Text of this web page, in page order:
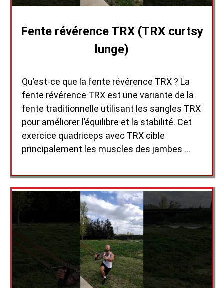
Fente révérence TRX (TRX curtsy
lunge)
Qu’est-ce que la fente révérence TRX ? La
fente révérence TRX est une variante de la
fente traditionnelle utilisant les sangles TRX
pour améliorer l’équilibre et la stabilité. Cet
exercice quadriceps avec TRX cible
principalement les muscles des jambes …